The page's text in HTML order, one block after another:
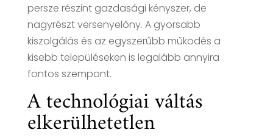
persze részint gazdasági kényszer, de
nagyrészt versenyelőny. A gyorsabb
kiszolgálás és az egyszerűbb működés a
kisebb településeken is legalább annyira
fontos szempont.
A technológiai váltás
elkerülhetetlen